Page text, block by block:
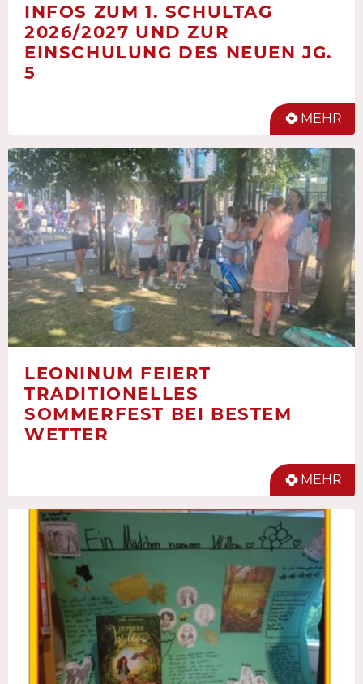
INFOS ZUM 1. SCHULTAG
2026/2027 UND ZUR
EINSCHULUNG DES NEUEN JG.
5
MEHR
LEONINUM FEIERT
TRADITIONELLES
SOMMERFEST BEI BESTEM
WETTER
MEHR